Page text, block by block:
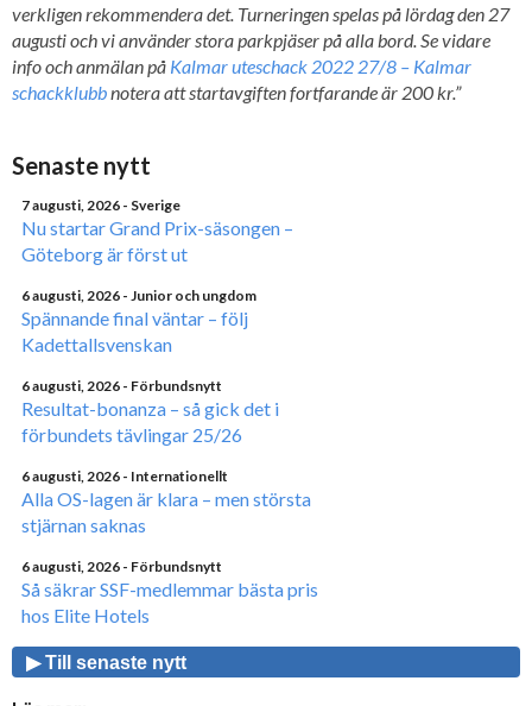
verkligen rekommendera det. Turneringen spelas på lördag den 27
augusti och vi använder stora parkpjäser på alla bord. Se vidare
info och anmälan på Kalmar uteschack 2022 27/8 – Kalmar
schackklubbnotera att startavgiften fortfarande är 200 kr.”
Senaste nytt
7 augusti, 2026 - Sverige
Nu startar Grand Prix-säsongen –
Göteborg är först ut
6 augusti, 2026 - Junior och ungdom
Spännande final väntar – följ
Kadettallsvenskan
6 augusti, 2026 - Förbundsnytt
Resultat-bonanza – så gick det i
förbundets tävlingar 25/26
6 augusti, 2026 - Internationellt
Alla OS-lagen är klara – men största
stjärnan saknas
6 augusti, 2026 - Förbundsnytt
Så säkrar SSF-medlemmar bästa pris
hos Elite Hotels
▶ Till senaste nytt